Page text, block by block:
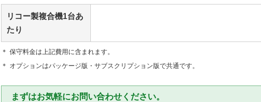
リコー製複合機1台あ
たり
＊ 保守料金は上記費用に含まれます。
＊ オプションはパッケージ版・サブスクリプション版で共通です。
まずはお気軽にお問い合わせください。